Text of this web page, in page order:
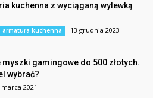
kuchenna z wyciąganą wylewką
armatura kuchenna 13 grudnia 2023
myszki gamingowe do 500 złotych.
wybrać?
marca 2021